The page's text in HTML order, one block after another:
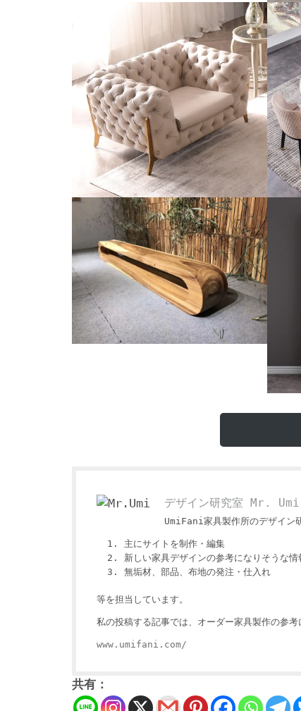
デザイン研究室 Mr. Umi
UmiFani家具製作所のデザイン
主にサイトを制作・編集
新しい家具デザインの参考になりそうな情
無垢材、部品、布地の発注・仕入れ
等を担当しています。
私の投稿する記事では、オーダー家具製作の参
www.umifani.com/
共有：